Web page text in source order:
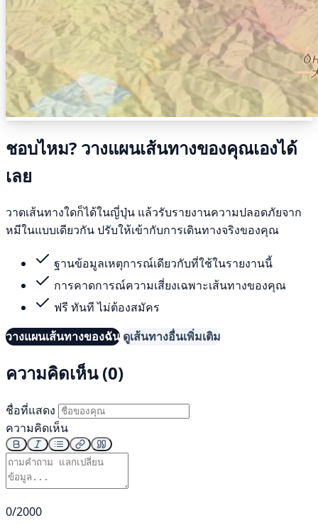
ชอบไหม? วางแผนเส้นทางของคุณเองได้
เลย
วาดเส้นทางใดก็ได้ในญี่ปุ่น แล้วรับรายงานความปลอดภัยจาก
หมีในแบบเดียวกัน ปรับให้เข้ากับการเดินทางจริงของคุณ
ฐานข้อมูลเหตุการณ์เดียวกับที่ใช้ในรายงานนี้
การคาดการณ์ความเสี่ยงเฉพาะเส้นทางของคุณ
ฟรี ทันที ไม่ต้องสมัคร
วางแผนเส้นทางของฉัน ดูเส้นทางอื่นเพิ่มเติม
ความคิดเห็น (0)
ชื่อที่แสดง
ความคิดเห็น
0/2000